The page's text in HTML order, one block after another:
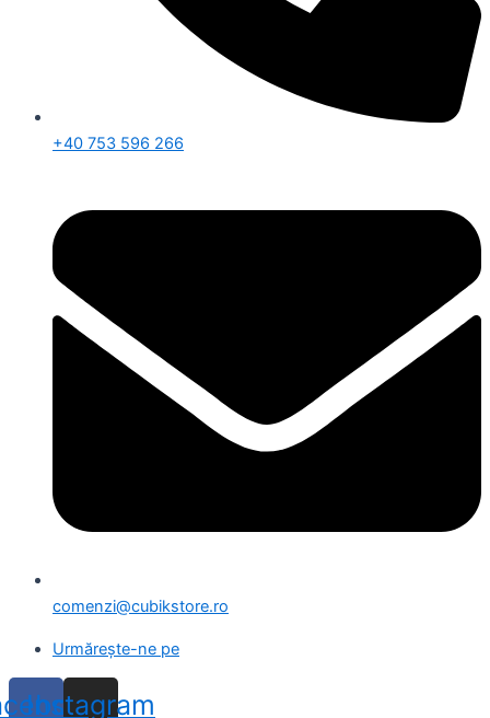
+40 753 596 266
comenzi@cubikstore.ro
Urmărește-ne pe
Instagram